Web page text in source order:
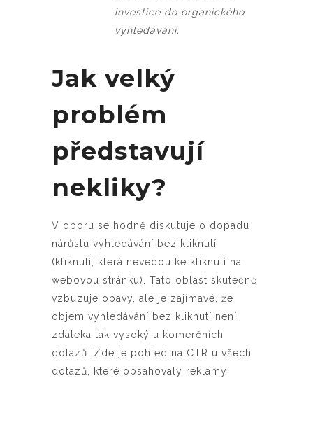
investice do organického
vyhledávání.
Jak velký
problém
představují
nekliky?
V oboru se hodně diskutuje o dopadu
nárůstu vyhledávání bez kliknutí
(kliknutí, která nevedou ke kliknutí na
webovou stránku). Tato oblast skutečně
vzbuzuje obavy, ale je zajímavé, že
objem vyhledávání bez kliknutí není
zdaleka tak vysoký u komerčních
dotazů. Zde je pohled na CTR u všech
dotazů, které obsahovaly reklamy: